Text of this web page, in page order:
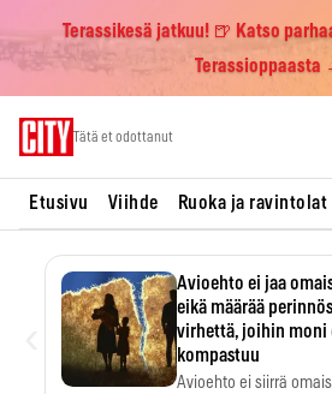
Terassikesä jatkuu! 🍺 Katso
Terassioppaasta
Tätä et odottanut
Etusivu Viihde Ruoka ja ravintolat
Avioehto ei jaa
eikä määrää
virhettä, joihin moni
kompastuu
Avioehto ei siirrä